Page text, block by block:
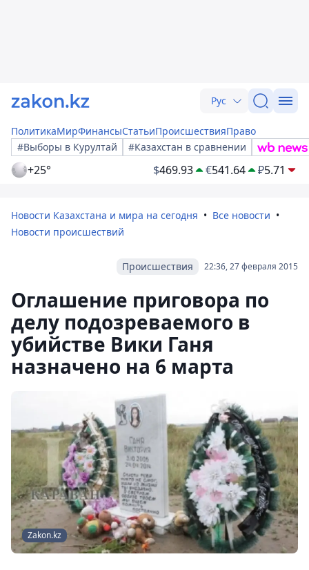
Рус
ПолитикаМирФинансыСтатьиПроисшествияПраво
#Выборы в Курултай
#Казахстан в сравнении
+25° $469.93 €541.64 ₽5.71
Новости Казахстана и мира на сегодня
Все новости
Новости происшествий
22:36, 27 февраля 2015
Происшествия
Оглашение приговора по
делу подозреваемого в
убийстве Вики Ганя
назначено на 6 марта
Zakon.kz